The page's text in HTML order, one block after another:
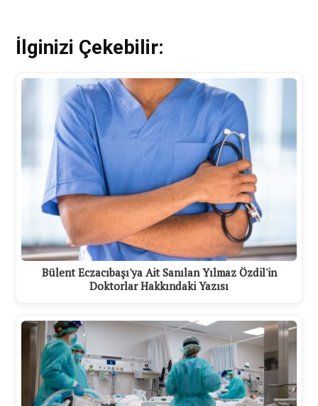
İlginizi Çekebilir:
Bülent Eczacıbaşı'ya Ait Sanılan Yılmaz Özdil'in
Doktorlar Hakkındaki Yazısı